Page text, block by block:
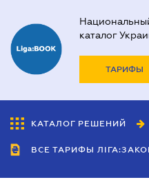
каталог
ТАРИФЫ
КАТАЛОГ РЕШЕНИЙ
ВСЕ ТАРИФЫ